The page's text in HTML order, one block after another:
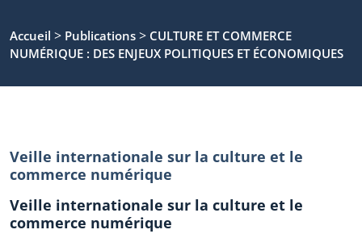
Accueil > Publications > CULTURE ET COMMERCE
NUMÉRIQUE : DES ENJEUX POLITIQUES ET ÉCONOMIQUES
Veille internationale sur la culture et le
commerce numérique
Veille internationale sur la culture et le
commerce numérique